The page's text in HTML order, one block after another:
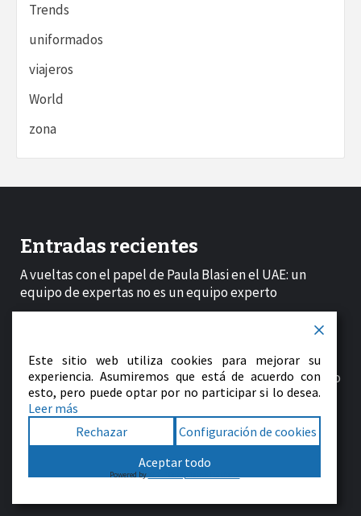
Trends
uniformados
viajeros
World
zona
Entradas recientes
A vueltas con el papel de Paula Blasi en el UAE: un
equipo de expertas no es un equipo experto
Eusebio Cáceres y Moha Attaoui encuentran la paz y el
El mundo del fútbol estrecha la presión sobre Infantino
Las ventas de las empresas españolas aceleran en el
segundo trimestre por la mejora de las exportaciones
Cuando el payaso se muda al palacio: los déficits de
gobernanza de la FIFA
Este sitio web utiliza cookies para mejorar su
experiencia. Asumiremos que está de acuerdo con
esto, pero puede optar por no participar si lo desea.
Leer más
Rechazar
Configuración de cookies
Aceptar todo
Powered by